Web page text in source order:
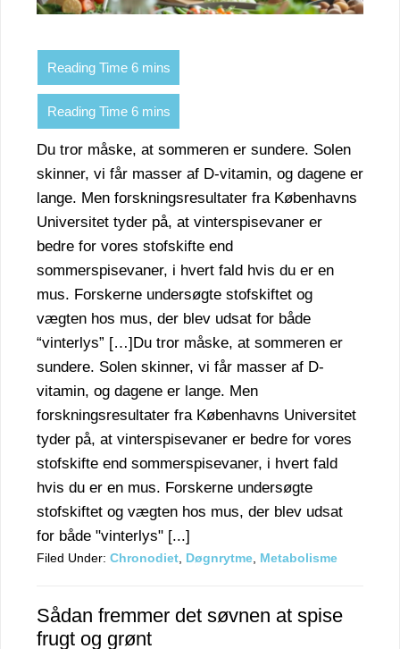
Du tror måske, at sommeren er sundere. Solen
skinner, vi får masser af D-vitamin, og dagene er
lange. Men forskningsresultater fra Københavns
Universitet tyder på, at vinterspisevaner er
bedre for vores stofskifte end
sommerspisevaner, i hvert fald hvis du er en
mus. Forskerne undersøgte stofskiftet og
vægten hos mus, der blev udsat for både
“vinterlys” […]Du tror måske, at sommeren er
sundere. Solen skinner, vi får masser af D-
vitamin, og dagene er lange. Men
forskningsresultater fra Københavns Universitet
tyder på, at vinterspisevaner er bedre for vores
stofskifte end sommerspisevaner, i hvert fald
hvis du er en mus. Forskerne undersøgte
stofskiftet og vægten hos mus, der blev udsat
for både "vinterlys" [...]
Filed Under: Chronodiet, Døgnrytme, Metabolisme
Sådan fremmer det søvnen at spise
frugt og grønt